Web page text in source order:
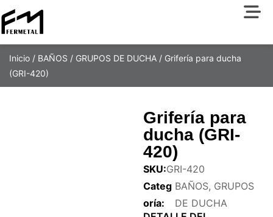
Inicio / BAÑOS / GRUPOS DE DUCHA / Grifería para ducha
(GRI-420)
Grifería para
ducha (GRI-
420)
SKU:GRI-420
Categ
oría:
BAÑOS, GRUPOS
DE DUCHA